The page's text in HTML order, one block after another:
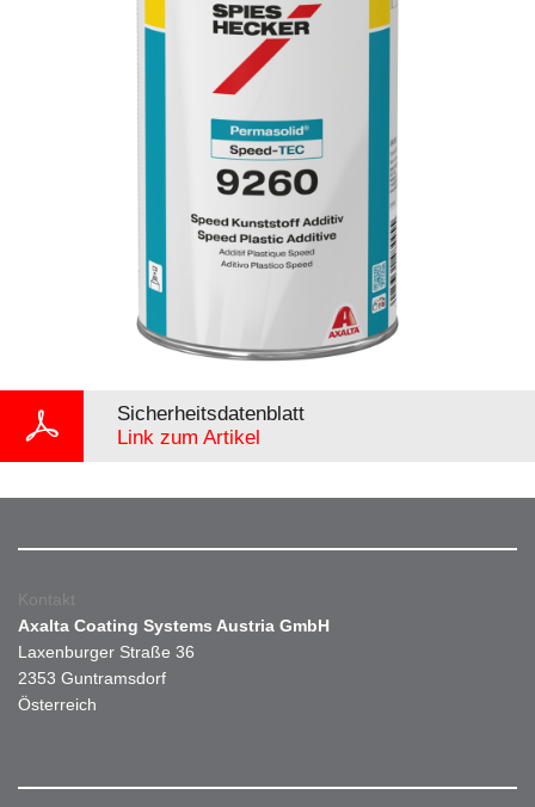
Sicherheitsdatenblatt
Link zum Artikel
Kontakt
Axalta Coating Systems Austria GmbH
Laxenburger Straße 36
2353 Guntramsdorf
Österreich